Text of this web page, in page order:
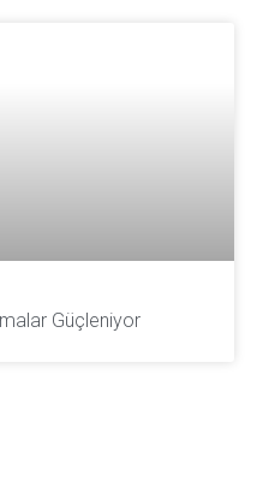
Güçleniyor